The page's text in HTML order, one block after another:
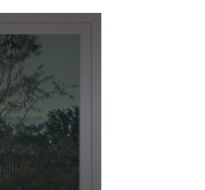
Drzwi z lewym i prawym naświetlem
Drzwi z lewym, prawym i górnym naświetlem
Drzwi podwójne aluminiowe
Drzwi podwójne z lewym i prawym naświetlem
Drzwi podwójne z górnym naświetlem
Drzwi podwójne z lewym, prawym i górnym naświetlem
Akcesoria do drzwi
Drzwi balkonowe / tarasowe